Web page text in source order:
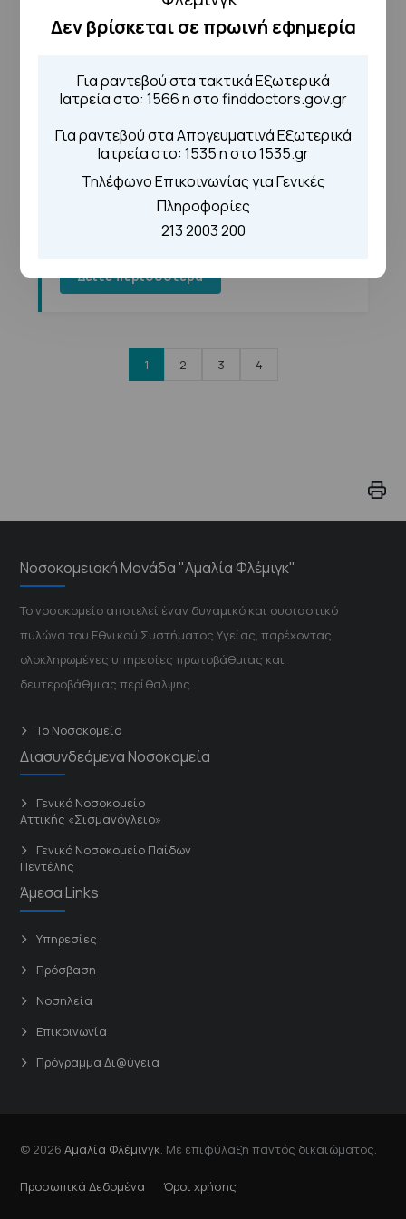
Δεν βρίσκεται σε πρωινή εφημερία
Για ραντεβού στα τακτικά Εξωτερικά
Ιατρεία στο: 1566 η στο finddoctors.gov.gr
Για ραντεβού στα Απογευματινά Εξωτερικά
Ιατρεία στο: 1535 η στο 1535.gr
Τηλέφωνο Επικοινωνίας για Γενικές
Πληροφορίες
213 2003 200
📅 08/12/2023
Πίνακες Τελικής Μοριοδότησης
υποψηφίων για μία (1) θέση Επιμ.
Β΄ Κυτταρολογίας του Γ.Ν.Α.
'ΣΙΣΜΑΝΟΓΛΕΙΟ-ΑΜΑΛΙΑ ΦΛΕΜΙΓΚ'
Δείτε περισσότερα
1 2 3 4
Νοσοκομειακή Μονάδα "Αμαλία Φλέμιγκ"
Το νοσοκομείο αποτελεί έναν δυναμικό και ουσιαστικό
πυλώνα του Εθνικού Συστήματος Υγείας, παρέχοντας
ολοκληρωμένες υπηρεσίες πρωτοβάθμιας και
δευτεροβάθμιας περίθαλψης.
Το Νοσοκομείο
Διασυνδεόμενα Νοσοκομεία
Γενικό Νοσοκομείο
Αττικής «Σισμανόγλειο»
Γενικό Νοσοκομείο Παίδων
Πεντέλης
Άμεσα Links
Υπηρεσίες
Πρόσβαση
Νοσηλεία
Επικοινωνία
Πρόγραμμα Δι@ύγεια
© 2026Αμαλία Φλέμινγκ . Με επιφύλαξη παντός δικαιώματος.
Προσωπικά Δεδομένα Όροι χρήσης